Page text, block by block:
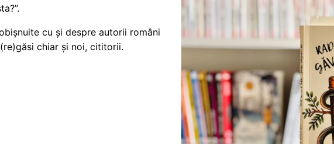
cu și despre autorii români
chiar și noi, cititorii.